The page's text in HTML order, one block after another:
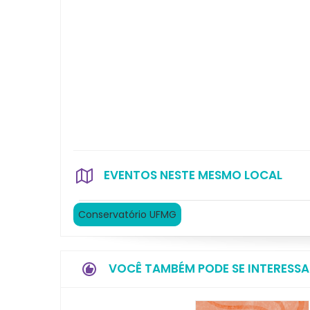
EVENTOS NESTE MESMO LOCAL
Conservatório UFMG
VOCÊ TAMBÉM PODE SE